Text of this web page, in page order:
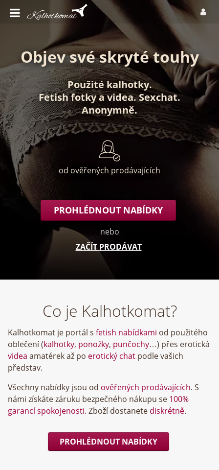
Objev své skryté touhy
Použité kalhotky.
Fetish fotkyavidea.Sexchat.
Anonymně.
od ověřených prodávajících
PROHLÉDNOUT NABÍDKY
nebo
ZAČÍT PRODÁVAT
Co je Kalhotkomat?
Kalhotkomat je portál s fetish nabídkami od použitého
oblečení (kalhotky, ponožky, punčochy…) přes erotická
videa amatérek až po erotický chat podle vašich
představ.
Všechny nabídky jsou od ověřených prodávajících. S
námi získáte záruku bezpečného nákupu se 100%
garancí spokojenosti. Zboží dostanete diskrétně.
PROHLÉDNOUT NABÍDKY